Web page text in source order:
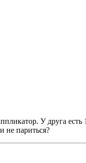
У друга есть
не париться?